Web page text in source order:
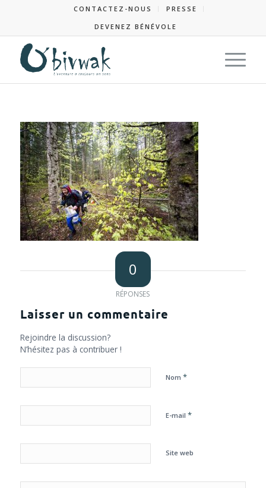
CONTACTEZ-NOUS
PRESSE
DEVENEZ BÉNÉVOLE
0
RÉPONSES
Laisser un commentaire
Rejoindre la discussion?
N’hésitez pas à contribuer !
Nom *
E-mail *
Site web